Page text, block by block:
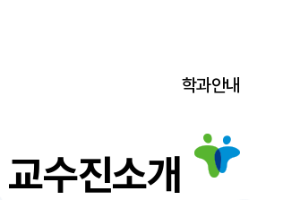
학과안내
교수진소개